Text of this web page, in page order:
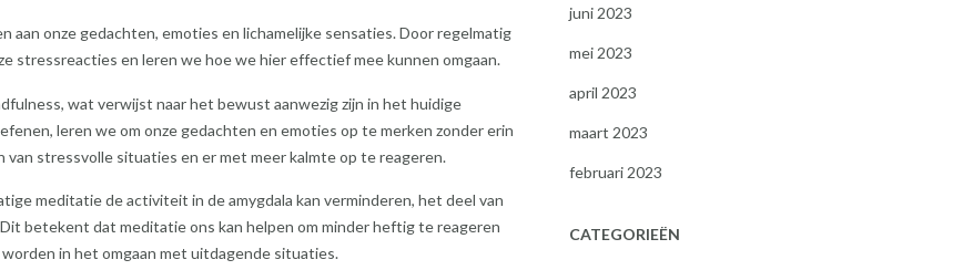
onze gedachten, emoties en lichamelijke sensaties. Door regelmatig
stressreacties en leren we hoe we hier effectief mee kunnen omgaan.
wat verwijst naar het bewust aanwezig zijn in het huidige
leren we om onze gedachten en emoties op te merken zonder erin
stressvolle situaties en er met meer kalmte op te reageren.
meditatie de activiteit in de amygdala kan verminderen, het deel van
betekent dat meditatie ons kan helpen om minder heftig te reageren
in het omgaan met uitdagende situaties.
juni 2023
mei 2023
april 2023
maart 2023
februari 2023
CATEGORIEËN